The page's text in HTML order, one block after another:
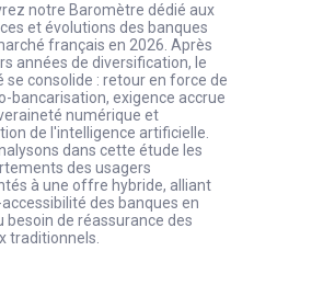
notre Baromètre dédié aux
et évolutions des banques
français en 2026. Après
années de diversification, le
se consolide : retour en force de
bancarisation, exigence accrue
numérique et
de l'intelligence artificielle.
dans cette étude les
des usagers
à une offre hybride, alliant
des banques en
besoin de réassurance des
traditionnels.